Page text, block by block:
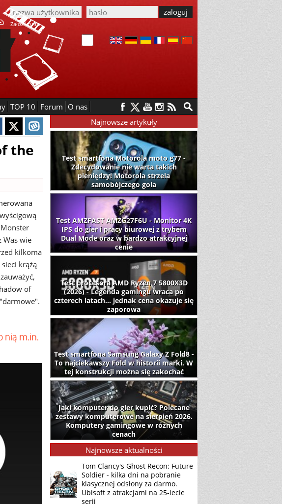
Załóż konto
TOP 10 Forum O nas
the
Was wie
kilkoma
krążą
of
nią m.in.
Najnowsze artykuły
Test smartfona Motorola moto g77 -
Zdecydowanie nie warta takich
pieniędzy! Motorola strzela
samobójczego gola
Test AMZFAST AMZG27F6U - Monitor 4K
IPS do gier i pracy biurowej z trybem
Dual Mode oraz w bardzo atrakcyjnej
cenie
Test procesora AMD Ryzen 7 5800X3D
(2026) - Legenda gamingu wraca po
czterech latach... jednak cena okazuje się
zaporowa
Test smartfona Samsung Galaxy Z Fold8 -
To najciekawszy Fold w historii marki. W
tej konstrukcji można się zakochać
Jaki komputer do gier kupić? Polecane
zestawy komputerowe na sierpień 2026.
Komputery gamingowe w różnych
cenach
Najnowsze aktualności
Tom Clancy's Ghost Recon: Future
Soldier - kilka dni na pobranie
klasycznej odsłony za darmo.
Ubisoft z atrakcjami na 25-lecie
serii